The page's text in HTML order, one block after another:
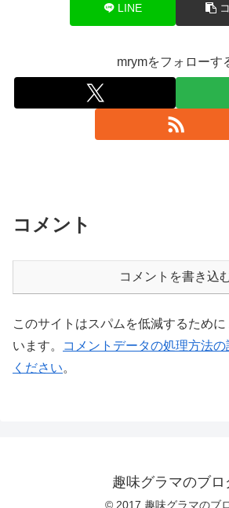
LINE
mrymをフォローす
コメント
コメントを書き込
このサイトはスパムを低減するため
います。
コメントデータの処理方法
ください。
趣味グラマのブロ
© 2017 趣味グラマのブ